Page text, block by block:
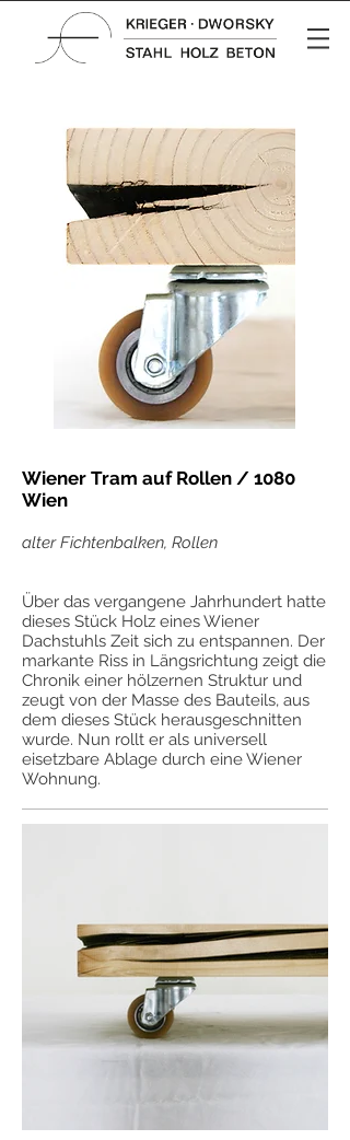
Wiener Tram auf Rollen / 1080
Wien
alter Fichtenbalken, Rollen
Über das vergangene Jahrhundert hatte
dieses Stück Holz eines Wiener
Dachstuhls Zeit sich zu entspannen. Der
markante Riss in Längsrichtung zeigt die
Chronik einer hölzernen Struktur und
zeugt von der Masse des Bauteils, aus
dem dieses Stück herausgeschnitten
wurde. Nun rollt er als universell
eisetzbare Ablage durch eine Wiener
Wohnung.